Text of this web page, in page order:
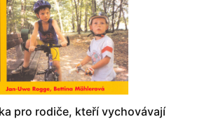
pro rodiče, kteří vychovávají